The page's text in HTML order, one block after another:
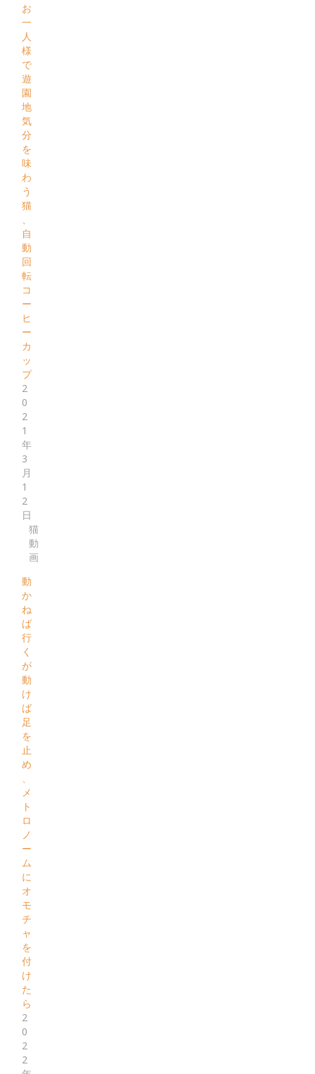
お
一
人
様
で
遊
園
地
気
分
を
味
わ
う
猫
自
動
回
転
コ
ー
ヒ
ー
カ
ッ
プ
2
0
2
1
年
3
月
1
2
日
猫
動
画
動
か
ね
ば
行
く
が
動
け
ば
足
を
止
め
メ
ト
ロ
ノ
ー
ム
に
オ
モ
チ
ャ
を
付
け
た
ら
2
0
2
2